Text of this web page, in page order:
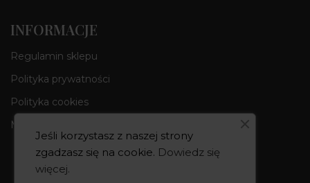
INFORMACJE
Regulamin sklepu
Polityka prywatności
Polityka cookies
Moje konto
Jeśli korzystasz z naszej strony
zgadzasz się na cookie. Dowiedz się
więcej.